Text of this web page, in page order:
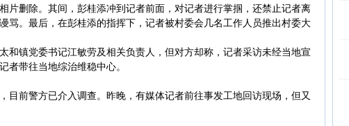
片删除。其间，彭桂添冲到记者前面，对记者进行掌掴，还禁止记者离
骂。最后，在彭桂添的指挥下，记者被村委会几名工作人员推出村委大
镇党委书记江敏劳及相关负责人，但对方却称，记者采访未经当地宣
者带往当地综治维稳中心。
前警方已介入调查。昨晚，有媒体记者前往事发工地回访现场，但又